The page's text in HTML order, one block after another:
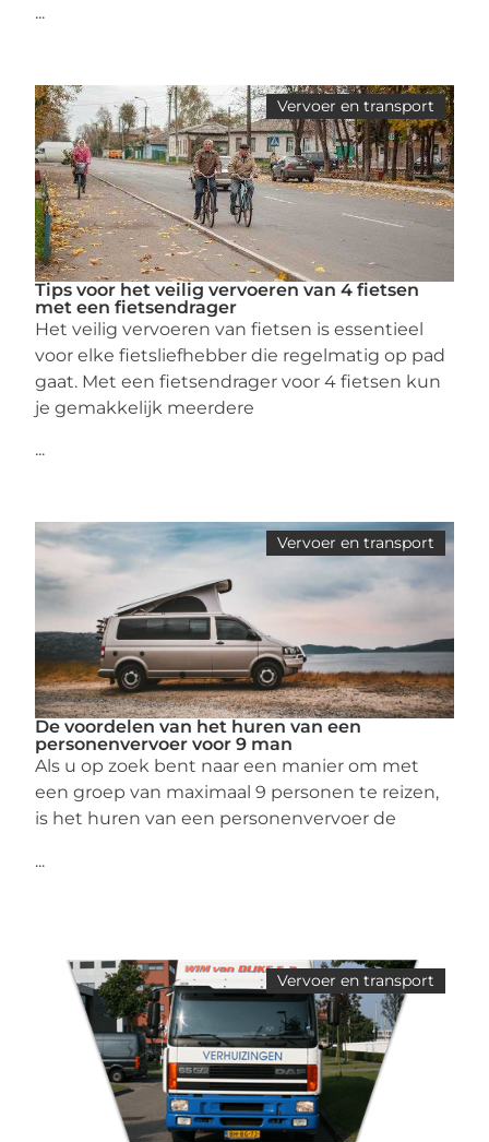
...
Vervoer en transport
Tips voor het veilig vervoeren van 4 fietsen
met een fietsendrager
Het veilig vervoeren van fietsen is essentieel
voor elke fietsliefhebber die regelmatig op pad
gaat. Met een fietsendrager voor 4 fietsen kun
je gemakkelijk meerdere
...
Vervoer en transport
De voordelen van het huren van een
personenvervoer voor 9 man
Als u op zoek bent naar een manier om met
een groep van maximaal 9 personen te reizen,
is het huren van een personenvervoer de
...
Vervoer en transport